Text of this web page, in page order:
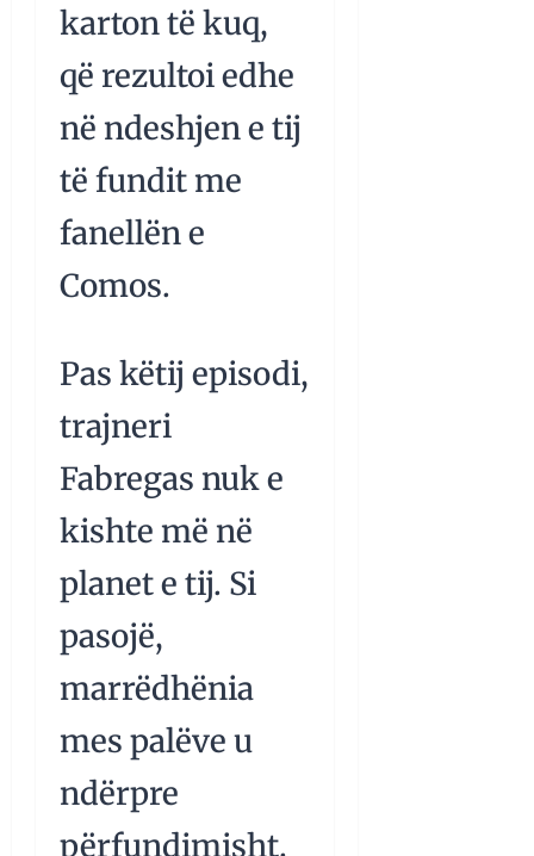
karton të kuq,
që rezultoi edhe
në ndeshjen e tij
të fundit me
fanellën e
Comos.
Pas këtij episodi,
trajneri
Fabregas nuk e
kishte më në
planet e tij. Si
pasojë,
marrëdhënia
mes palëve u
ndërpre
përfundimisht.